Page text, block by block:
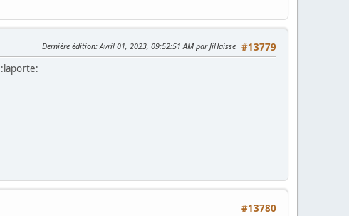
#13779
Dernière édition: Avril 01, 2023, 09:52:51 AM par JiHaisse
#13780